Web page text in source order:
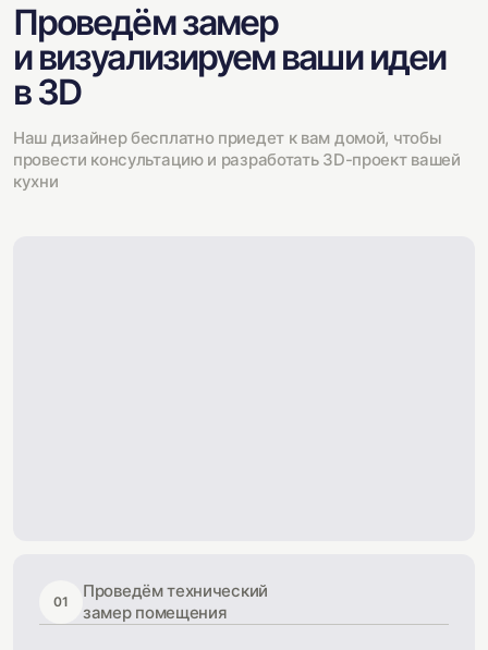
Проведём замер
и визуализируем ваши идеи
в 3D
Наш дизайнер бесплатно приедет к вам домой, чтобы
провести консультацию и разработать 3D-проект вашей
кухни
01
Проведём технический
замер помещения